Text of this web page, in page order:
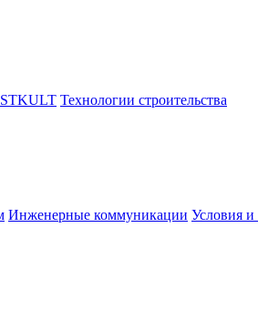
Технологии строительства
Инженерные коммуникации Условия и